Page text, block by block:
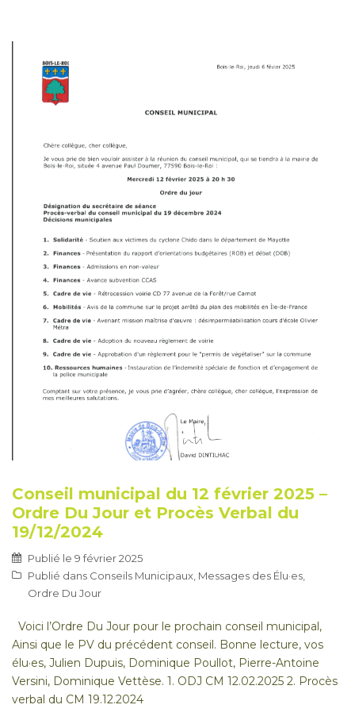
Conseil municipal du 12 février 2025 –
Ordre Du Jour et Procès Verbal du
19/12/2024
Publié le 9 février 2025
Publié dans Conseils Municipaux Messages des Élu·es
Ordre Du Jour
Voici l’Ordre Du Jour pour le prochain conseil municipal,
Ainsi que le PV du précédent conseil. Bonne lecture, vos
élu·es, Julien Dupuis, Dominique Poullot, Pierre-Antoine
Versini, Dominique Vettèse. 1. ODJ CM 12.02.2025 2. Procès
verbal du CM 19.12.2024